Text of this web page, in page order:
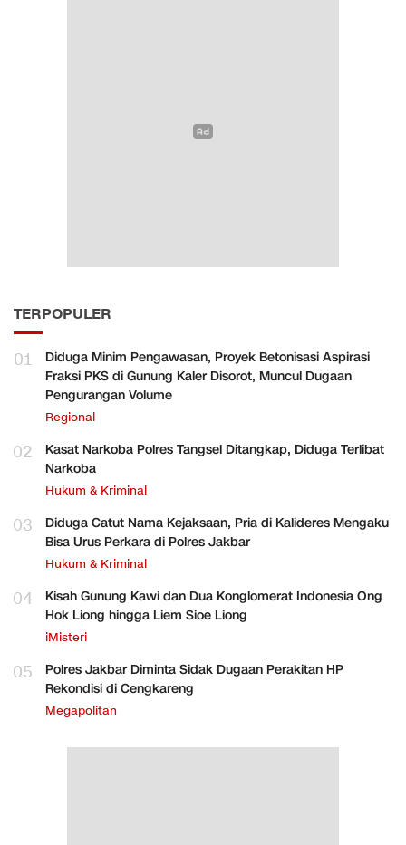
TERPOPULER
01
Diduga Minim Pengawasan, Proyek Betonisasi Aspirasi
Fraksi PKS di Gunung Kaler Disorot, Muncul Dugaan
Pengurangan Volume
Regional
02
Kasat Narkoba Polres Tangsel Ditangkap, Diduga Terlibat
Narkoba
Hukum & Kriminal
03
Diduga Catut Nama Kejaksaan, Pria di Kalideres Mengaku
Bisa Urus Perkara di Polres Jakbar
Hukum & Kriminal
04
Kisah Gunung Kawi dan Dua Konglomerat Indonesia Ong
Hok Liong hingga Liem Sioe Liong
iMisteri
05
Polres Jakbar Diminta Sidak Dugaan Perakitan HP
Rekondisi di Cengkareng
Megapolitan